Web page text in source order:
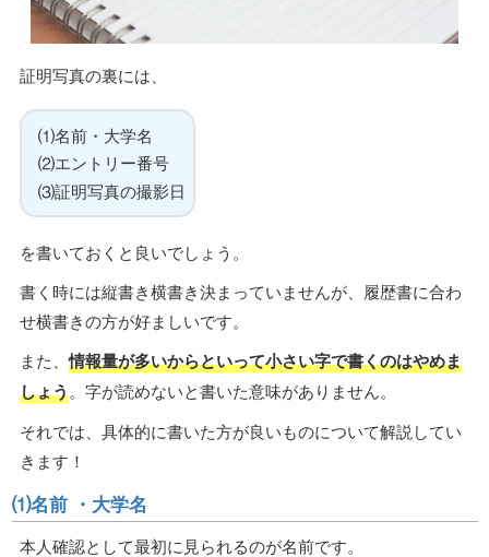
証明写真の裏には、
⑴名前・大学名
⑵エントリー番号
⑶証明写真の撮影日
を書いておくと良いでしょう。
書く時には縦書き横書き決まっていませんが、履歴書に合わ
せ横書きの方が好ましいです。
また、情報量が多いからといって小さい字で書くのはやめま
しょう。字が読めないと書いた意味がありません。
それでは、具体的に書いた方が良いものについて解説してい
きます！
⑴名前 ・大学名
本人確認として最初に見られるのが名前です。